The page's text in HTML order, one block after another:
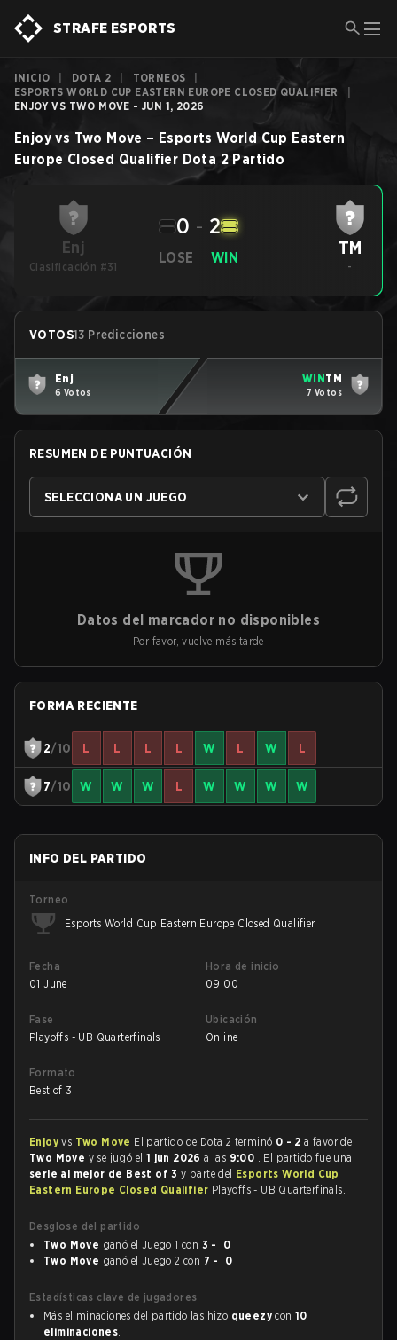
STRAFE ESPORTS
INICIO DOTA 2 TORNEOS
ESPORTS WORLD CUP EASTERN EUROPE CLOSED QUALIFIER
ENJOY VS TWO MOVE - JUN 1, 2026
Enjoy vs Two Move – Esports World Cup Eastern
Europe Closed Qualifier Dota 2 Partido
Enj
Clasificación #31
LOSE
0 - 2
WIN TM
-
VOTOS13 Predicciones
Enj
6 Votos
WINTM
7 Votos
RESUMEN DE PUNTUACIÓN
SELECCIONA UN JUEGO
Datos del marcador no disponibles
Por favor, vuelve más tarde
FORMA RECIENTE
2/10 L L L L W L W L
7/10 W W W L W W W W
INFO DEL PARTIDO
Torneo
Esports World Cup Eastern Europe Closed Qualifier
Fecha
01 June
Hora de inicio
09:00
Fase
Playoffs - UB Quarterfinals
Ubicación
Online
Formato
Best of 3
Enjoyvs Two Move El partido de Dota 2 terminó 0 - 2 a favor de
Two Move y se jugó el 1 jun 2026a las 9:00 . El partido fue una
serie al mejor de Best of 3y parte del Esports World Cup
Eastern Europe Closed Qualifier Playoffs - UB Quarterfinals.
Desglose del partido
Two Move ganó el Juego 1 con 3 - 0
Two Move ganó el Juego 2 con 7 - 0
Estadísticas clave de jugadores
Más eliminaciones del partido las hizo queezy con10
eliminaciones.